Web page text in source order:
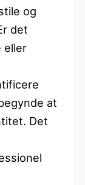
og
det
eller
at
Det